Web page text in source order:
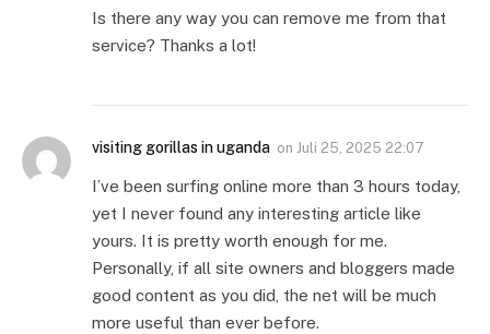
Is there any way you can remove me from that
service? Thanks a lot!
visiting gorillas in uganda on Juli 25, 2025 22:07
I’ve been surfing online more than 3 hours today,
yet I never found any interesting article like
yours. It is pretty worth enough for me.
Personally, if all site owners and bloggers made
good content as you did, the net will be much
more useful than ever before.